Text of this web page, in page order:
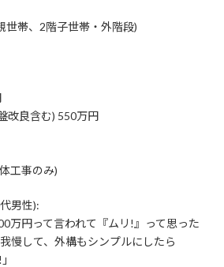
世帯、2階子世帯・外階段)
改良含む) 550万円
工事のみ)
男性):
万円って言われて『ムリ!』って思った
慢して、外構もシンプルにしたら